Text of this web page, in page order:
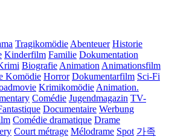
Tragikomödie Abenteuer Historie
Kinderfilm Familie Dokumentation
Biografie Animation Animationsfilm
Komödie Horror Dokumentarfilm Sci-Fi
Krimikomödie Animation.
Comédie Jugendmagazin TV-
Documentaire Werbung
Comédie dramatique Drame
Court métrage Mélodrame Spot 가족